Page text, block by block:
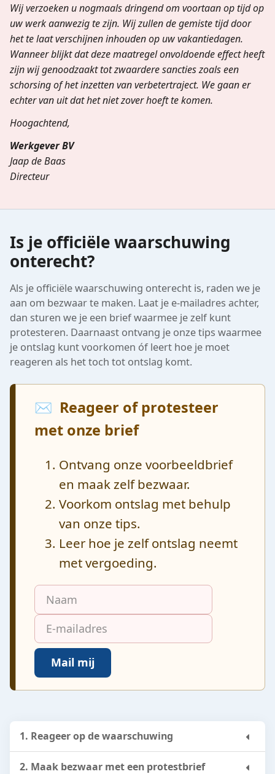
Wij verzoeken u nogmaals dringend om voortaan op tijd op
uw werk aanwezig te zijn. Wij zullen de gemiste tijd door
het te laat verschijnen inhouden op uw vakantiedagen.
Wanneer blijkt dat deze maatregel onvoldoende effect heeft
zijn wij genoodzaakt tot zwaardere sancties zoals een
schorsing of het inzetten van verbetertraject. We gaan er
echter van uit dat het niet zover hoeft te komen.
Hoogachtend,
Werkgever BV
Jaap de Baas
Directeur
Is je officiële waarschuwing
onterecht?
Als je officiële waarschuwing onterecht is, raden we je
aan om bezwaar te maken. Laat je e-mailadres achter,
dan sturen we je een brief waarmee je zelf kunt
protesteren. Daarnaast ontvang je onze tips waarmee
je ontslag kunt voorkomen óf leert hoe je moet
reageren als het toch tot ontslag komt.
✉️ Reageer of protesteer
met onze brief
Ontvang onze voorbeeldbrief
en maak zelf bezwaar.
Voorkom ontslag met behulp
van onze tips.
Leer hoe je zelf ontslag neemt
met vergoeding.
Mail mij
1. Reageer op de waarschuwing
2. Maak bezwaar met een protestbrief